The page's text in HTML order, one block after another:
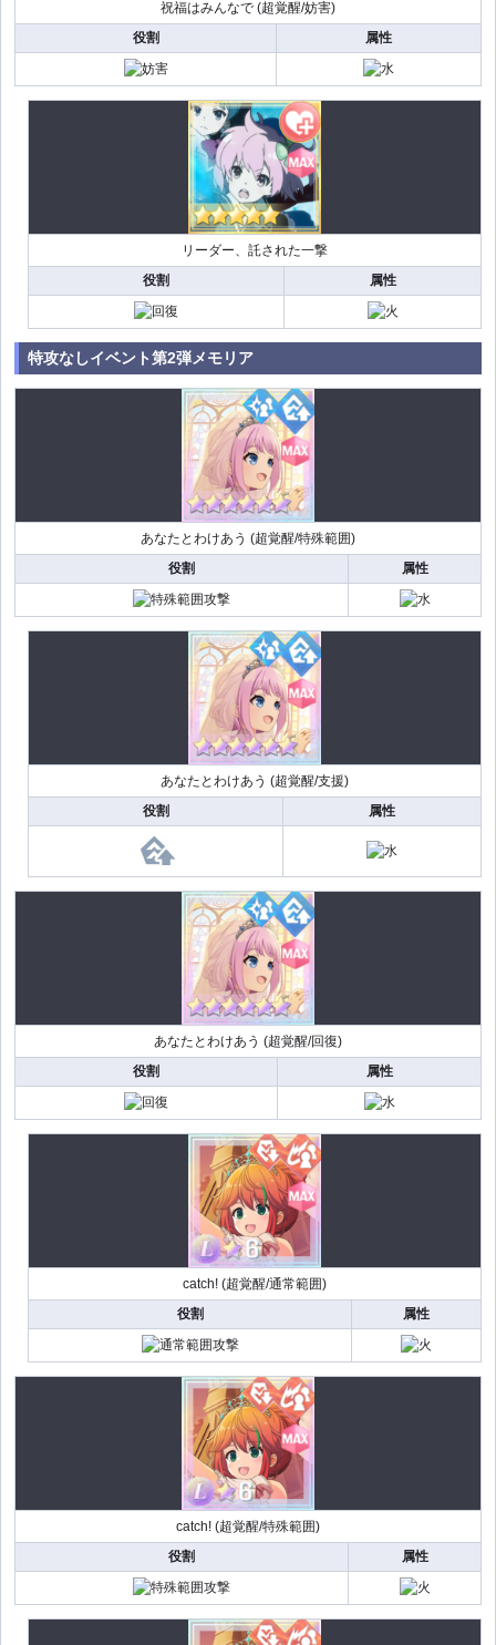
祝福はみんなで (超覚醒/妨害)
役割
属性
リーダー、託された一撃
役割
属性
特攻なしイベント第2弾メモリア
あなたとわけあう (超覚醒/特殊範囲)
役割
属性
あなたとわけあう (超覚醒/支援)
役割
属性
あなたとわけあう (超覚醒/回復)
役割
属性
catch! (超覚醒/通常範囲)
役割
属性
catch! (超覚醒/特殊範囲)
役割
属性